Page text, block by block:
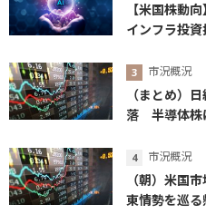
【米国株動
インフラ投
市況概況
（まとめ）
落 半導体株
市況概況
（朝）米国
東情勢を巡